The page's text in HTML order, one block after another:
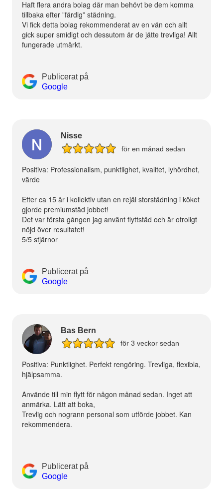
Haft flera andra bolag där man behövt be dem komma
tillbaka efter ”färdig” städning.
Vi fick detta bolag rekommenderat av en vän och allt
gick super smidigt och dessutom är de jätte trevliga! Allt
fungerade utmärkt.
Publicerat på
Google
Nisse
för en månad sedan
Positiva: Professionalism, punktlighet, kvalitet, lyhördhet,
värde
Efter ca 15 år i kollektiv utan en rejäl storstädning i köket
gjorde premiumstäd jobbet!
Det var första gången jag använt flyttstäd och är otroligt
nöjd över resultatet!
5/5 stjärnor
Publicerat på
Google
Bas Bern
för 3 veckor sedan
Positiva: Punktlighet. Perfekt rengöring. Trevliga, flexibla,
hjälpsamma.
Använde till min flytt för någon månad sedan. Inget att
anmärka. Lätt att boka,
Trevlig och nogrann personal som utförde jobbet. Kan
rekommendera.
Publicerat på
Google